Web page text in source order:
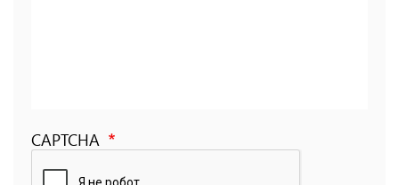
CAPTCHA